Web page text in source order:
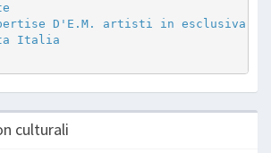
D'E.M. artisti in esclusiva
Italia
culturali